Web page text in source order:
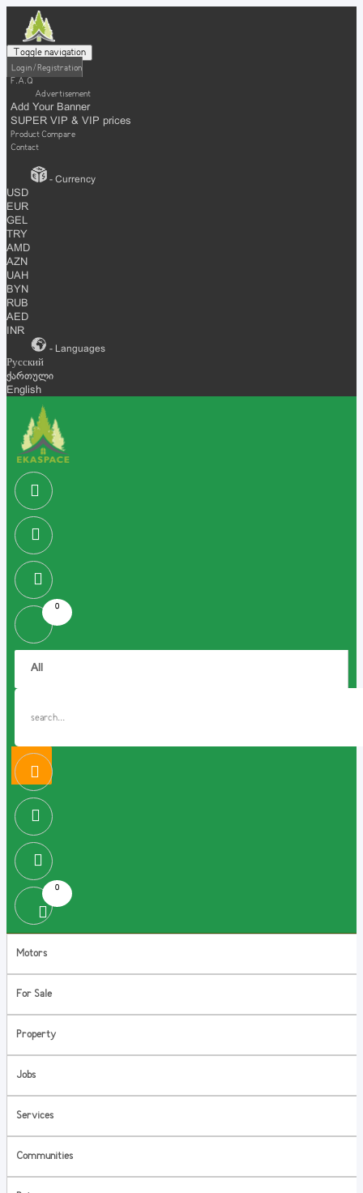
Toggle navigation
Login / Registration
F.A.Q
Advertisement
Add Your Banner
SUPER VIP & VIP prices
Product Compare
Contact
- Currency
USD
EUR
GEL
TRY
AMD
AZN
UAH
BYN
RUB
AED
INR
- Languages
Русский
ქართული
English
0
0
Motors
For Sale
Property
Jobs
Services
Communities